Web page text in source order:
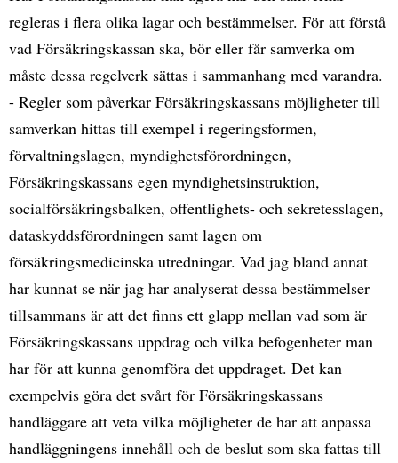
regleras i flera olika lagar och bestämmelser. För att förstå
vad Försäkringskassan ska, bör eller får samverka om
måste dessa regelverk sättas i sammanhang med varandra.
- Regler som påverkar Försäkringskassans möjligheter till
samverkan hittas till exempel i regeringsformen,
förvaltningslagen, myndighetsförordningen,
Försäkringskassans egen myndighetsinstruktion,
socialförsäkringsbalken, offentlighets- och sekretesslagen,
dataskyddsförordningen samt lagen om
försäkringsmedicinska utredningar. Vad jag bland annat
har kunnat se när jag har analyserat dessa bestämmelser
tillsammans är att det finns ett glapp mellan vad som är
Försäkringskassans uppdrag och vilka befogenheter man
har för att kunna genomföra det uppdraget. Det kan
exempelvis göra det svårt för Försäkringskassans
handläggare att veta vilka möjligheter de har att anpassa
handläggningens innehåll och de beslut som ska fattas till